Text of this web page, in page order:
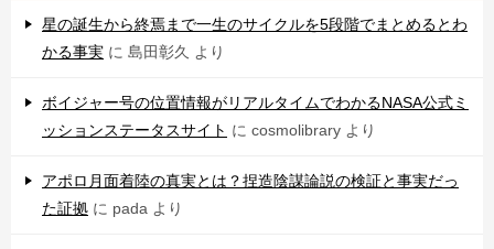
星の誕生から終焉まで一生のサイクルを5段階でまとめるとわ
かる事実 に 島田彰久 より
ボイジャー号の位置情報がリアルタイムでわかるNASA公式ミ
ッションステータスサイト に cosmolibrary より
アポロ月面着陸の真実とは？捏造陰謀論説の検証と事実だっ
た証拠 に pada より